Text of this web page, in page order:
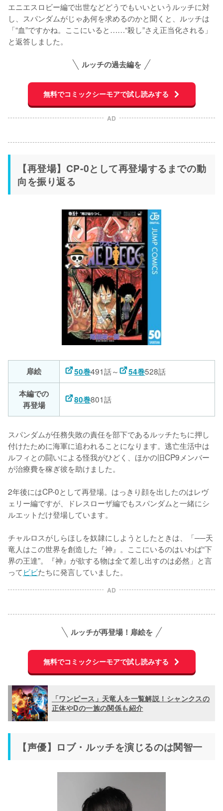
エニエスロビー編で出世などどうでもいいというルッチに対
し、スパンダムがじゃあ何を求めるのかと聞くと、ルッチは
「“血”ですかね。ここにいると……“殺し”さえ正当化される」
と返答しました。
ルッチの過去編を
無料でコミックシーモアで試し読みする
AD
【再登場】CP-0として再登場するまでの動
向を振り返る
扉絵 50巻491話～ 54巻528話
本編での
再登場
80巻801話
スパンダムが任務失敗の責任を部下であるルッチたちに押し
付けたために海軍に追われることになります。逃亡生活中は
ルフィとの闘いによる怪我がひどく、ほかの旧CP9メンバー
が治療費を稼ぎ彼を助けました。
2年後にはCP-0として再登場。はっきり顔を出したのはレヴ
ェリー編ですが、ドレスローザ編でもスパンダムと一緒にシ
ルエットだけ登場しています。
チャルロスがしらほしを奴隷にしようとしたときは、「──天
竜人はこの世界を創造した『神』。ここにいるのはいわば“下
界の王達”。『神』が欲する物は全て差し出すのは必然」と言
ってビビたちに発言していました。
AD
ルッチが再登場！扉絵を
無料でコミックシーモアで試し読みする
「ワンピース」天竜人を一覧解説！シャンクスの
正体やDの一族の関係も紹介
【声優】ロブ・ルッチを演じるのは関智一